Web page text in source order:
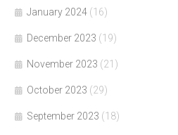
January 2024 (16)
December 2023 (19)
November 2023 (21)
October 2023 (29)
September 2023 (18)